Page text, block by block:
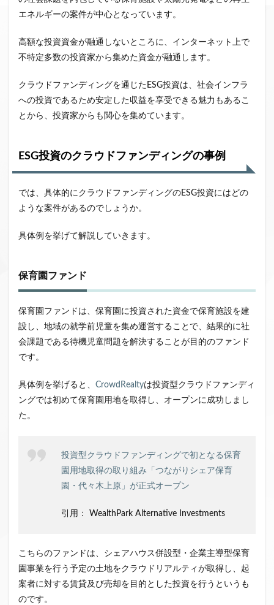
エネルギーの案件が中心となっています。
高額な投資資金が融通しないところに、インターネット上で
不特定多数の投資家から集めた資金が融通します。
クラウドファンディングを通じたESG投資は、社会インフラ
への投資であるため安定した収益を享受できる魅力もあるこ
とから、投資家からも関心を集めています。
ESG投資のクラウドファンディングの事例
では、具体的にクラウドファンディングのESG投資にはどの
ような案件があるのでしょうか。
具体例を挙げて解説していきます。
保育園ファンド
保育園ファンドは、保育園に投資された資金で保育施設を建
設し、地域の就学前児童を集め運営することで、結果的に社
会課題である待機児童問題を解決することが目的のファンド
です。
具体例を挙げると、 CrowdRealtyは投資型クラウドファンディ
ングでは初めて保育園用地を取得し、オープンに成功しまし
た。
投資型クラウドファンディングで初となる保育
園用地取得の取り組み「つながりシェア保育
園・代々木上原」が正式オープン
引用： WealthPark Alternative Investments
こちらのファンドは、シェアハウス併設型・企業主導型保育
園事業を行う予定の土地をクラウドリアルティが取得し、起
案者に対する賃貸及び売却を目的とした投資を行うというも
のです。